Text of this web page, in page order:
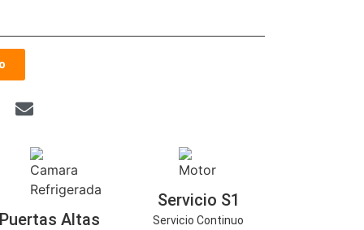
Puertas Altas
Servicio S1
Servicio Continuo